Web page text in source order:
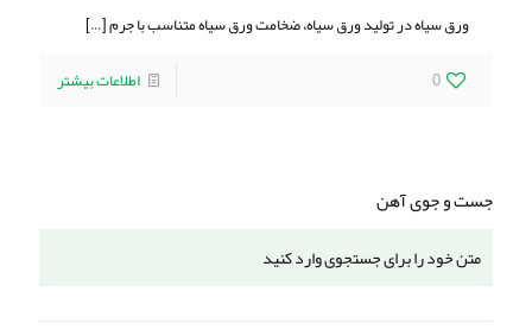
ورق سیاه در تولید ورق سیاه، ضخامت ورق سیاه متناسب با جرم[…]
0
اطلاعات بیشتر
جست و جوی آهن